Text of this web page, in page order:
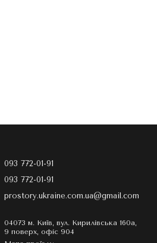
093 772-01-91
093 772-01-91
prostory.ukraine.com.ua@gmail.com
04073 м. Київ, вул. Кирилівська 160а,
9 поверх, офіс 904